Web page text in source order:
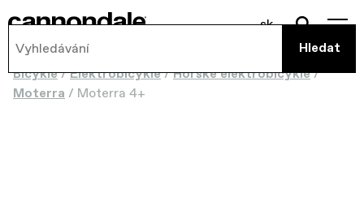
sk
Bicykle/Elektrobicykle/Horské elektrobicykle/
Moterra / Moterra 4+